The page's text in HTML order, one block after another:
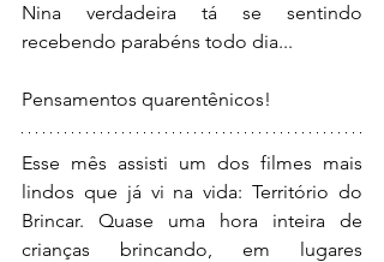
Nina verdadeira tá se sentindo
recebendo parabéns todo dia...
Pensamentos quarentênicos!
Esse mês assisti um dos filmes mais
lindos que já vi na vida: Território do
Brincar. Quase uma hora inteira de
crianças brincando, em lugares